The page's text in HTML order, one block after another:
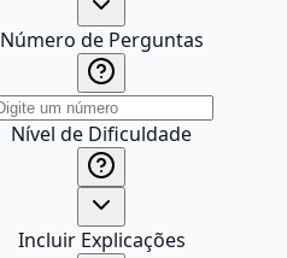
Número de Perguntas
Nível de Dificuldade
Incluir Explicações